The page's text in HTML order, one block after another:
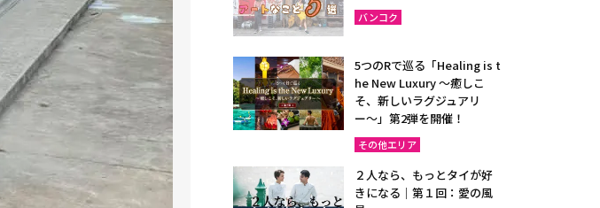
バンコク
5つのRで巡る「Healing is t
he New Luxury ～癒しこ
そ、新しいラグジュアリ
ー〜」第2弾を開催！
その他エリア
２人なら、もっとタイが好
きになる｜第１回：愛の風